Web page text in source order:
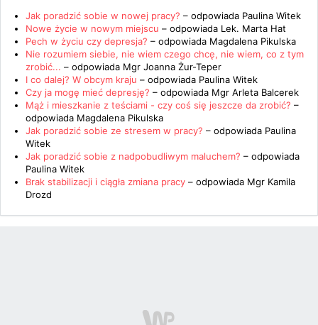
Jak poradzić sobie w nowej pracy? – odpowiada Paulina Witek
Nowe życie w nowym miejscu – odpowiada Lek. Marta Hat
Pech w życiu czy depresja? – odpowiada Magdalena Pikulska
Nie rozumiem siebie, nie wiem czego chcę, nie wiem, co z tym
zrobić... – odpowiada Mgr Joanna Żur-Teper
I co dalej? W obcym kraju – odpowiada Paulina Witek
Czy ja mogę mieć depresję? – odpowiada Mgr Arleta Balcerek
Mąż i mieszkanie z teściami - czy coś się jeszcze da zrobić? –
odpowiada Magdalena Pikulska
Jak poradzić sobie ze stresem w pracy? – odpowiada Paulina
Witek
Jak poradzić sobie z nadpobudliwym maluchem? – odpowiada
Paulina Witek
Brak stabilizacji i ciągła zmiana pracy – odpowiada Mgr Kamila
Drozd